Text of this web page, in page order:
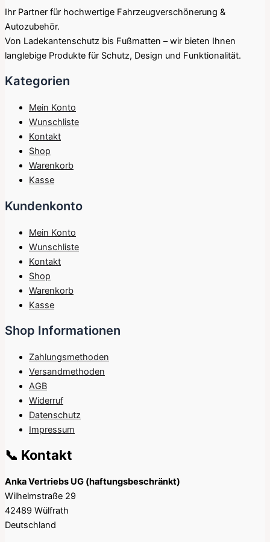
Ihr Partner für hochwertige Fahrzeugverschönerung &
Autozubehör.
Von Ladekantenschutz bis Fußmatten – wir bieten Ihnen
langlebige Produkte für Schutz, Design und Funktionalität.
Kategorien
Mein Konto
Wunschliste
Kontakt
Shop
Warenkorb
Kasse
Kundenkonto
Mein Konto
Wunschliste
Kontakt
Shop
Warenkorb
Kasse
Shop Informationen
Zahlungsmethoden
Versandmethoden
AGB
Widerruf
Datenschutz
Impressum
📞 Kontakt
Anka Vertriebs UG (haftungsbeschränkt)
Wilhelmstraße 29
42489 Wülfrath
Deutschland